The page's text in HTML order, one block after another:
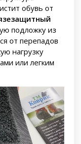
обувь от
подложку из
от перепадов
нагрузку
или легким